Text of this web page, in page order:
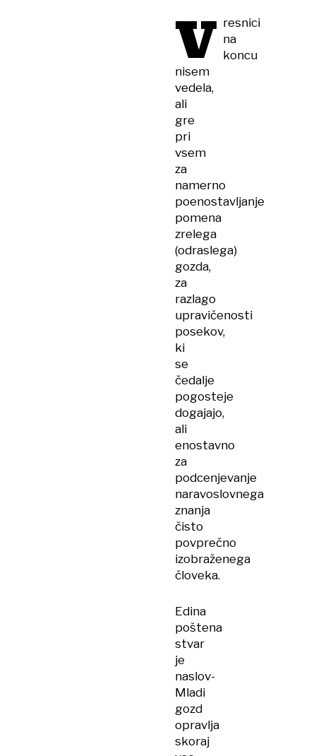
V resnici
na
koncu
nisem
vedela,
ali
gre
pri
vsem
za
namerno
poenostavljanje
pomena
zrelega
(odraslega)
gozda,
za
razlago
upravičenosti
posekov,
ki
se
čedalje
pogosteje
dogajajo,
ali
enostavno
za
podcenjevanje
naravoslovnega
znanja
čisto
povprečno
izobraženega
človeka.
Edina
poštena
stvar
je
naslov-
Mladi
gozd
opravlja
skoraj